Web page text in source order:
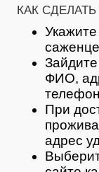
КАК СДЕЛАТЬ
ФИО,
При
адрес